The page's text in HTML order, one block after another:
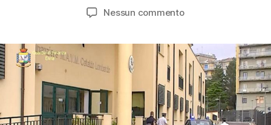
Nessun commentosu
i
lavoratori
in
nero
o
irregolari